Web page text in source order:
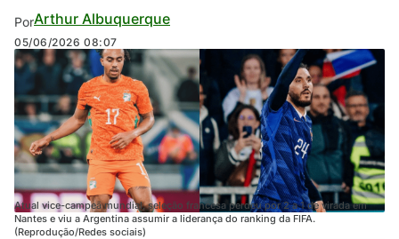
PorArthur Albuquerque
05/06/2026 08:07
Atual vice-campeã mundial, seleção francesa perdeu por 2 a 1 de virada em
Nantes e viu a Argentina assumir a liderança do ranking da FIFA.
(Reprodução/Redes sociais)